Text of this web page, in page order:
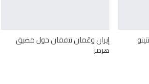
إيران وعُمان تتفقان حول مضيق
هرمز